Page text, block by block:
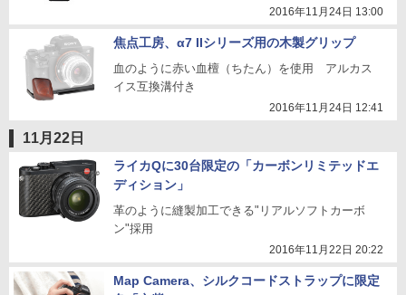
2016年11月24日 13:00
焦点工房、α7 IIシリーズ用の木製グリップ
血のように赤い血檀（ちたん）を使用 アルカス
イス互換溝付き
2016年11月24日 12:41
11月22日
ライカQに30台限定の「カーボンリミテッドエ
ディション」
革のように縫製加工できる"リアルソフトカーボ
ン"採用
2016年11月22日 20:22
Map Camera、シルクコードストラップに限定